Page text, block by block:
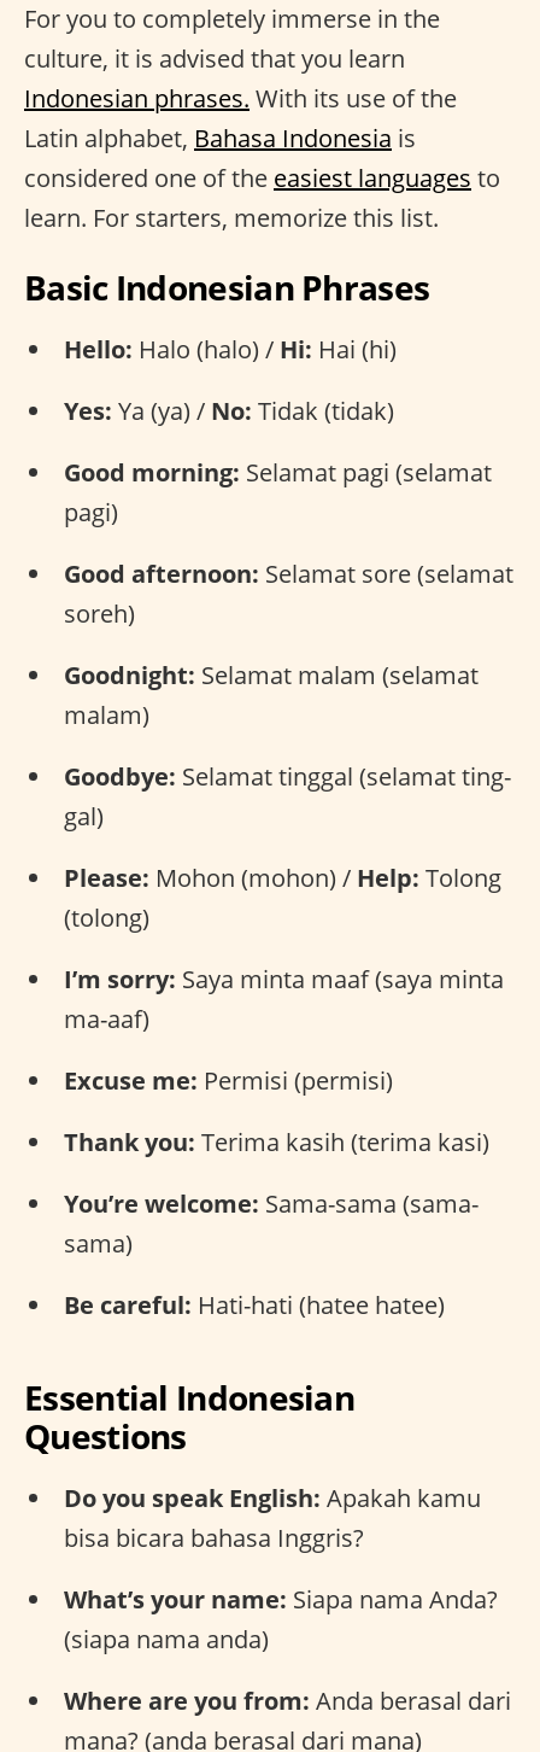
For you to completely immerse in the
culture, it is advised that you learn
Indonesian phrases. With its use of the
Latin alphabet, Bahasa Indonesia is
considered one of the easiest languages to
learn. For starters, memorize this list.
Basic Indonesian Phrases
Hello: Halo (halo) / Hi: Hai (hi)
Yes: Ya (ya) / No: Tidak (tidak)
Good morning: Selamat pagi (selamat
pagi)
Good afternoon: Selamat sore (selamat
soreh)
Goodnight: Selamat malam (selamat
malam)
Goodbye: Selamat tinggal (selamat ting-
gal)
Please: Mohon (mohon) / Help: Tolong
(tolong)
I’m sorry: Saya minta maaf (saya minta
ma-aaf)
Excuse me: Permisi (permisi)
Thank you: Terima kasih (terima kasi)
You’re welcome: Sama-sama (sama-
sama)
Be careful: Hati-hati (hatee hatee)
Essential Indonesian
Questions
Do you speak English: Apakah kamu
bisa bicara bahasa Inggris?
What’s your name: Siapa nama Anda?
(siapa nama anda)
Where are you from: Anda berasal dari
mana? (anda berasal dari mana)